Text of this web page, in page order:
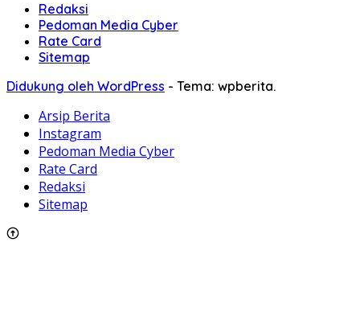
Redaksi
Pedoman Media Cyber
Rate Card
Sitemap
Didukung oleh WordPress - Tema: wpberita.
Arsip Berita
Instagram
Pedoman Media Cyber
Rate Card
Redaksi
Sitemap